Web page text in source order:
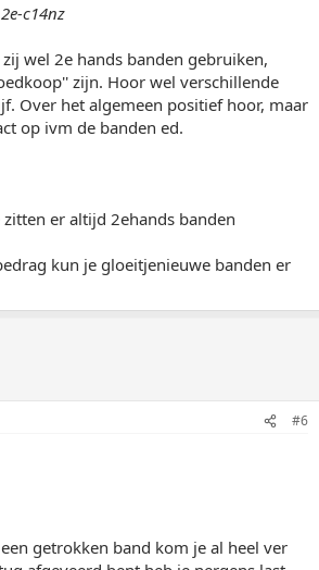
c14nz
wel 2e hands banden gebruiken,
zijn. Hoor wel verschillende
Over het algemeen positief hoor, maar
op ivm de banden ed.
er altijd 2ehands banden
kun je gloeitjenieuwe banden er
#6
getrokken band kom je al heel ver